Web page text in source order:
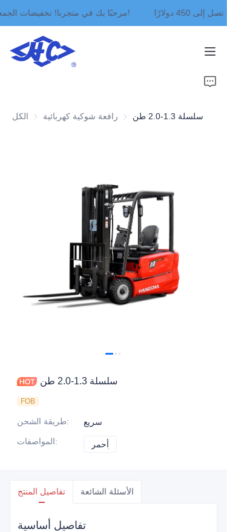
مرحبًا بك في متجرنا! تخفيضات الجمعة السوداء | تصل إلى 450 دولارًا!
مرحبًا بك في متجرنا!
| تصل إلى 450 دولارًا!
الكل رافعة شوكية كهربائية رافعة شوكية كهربائية
سلسلة 1.3-2.0 طن
سلسلة 1.3-2.0 طن
FOB
طريقة الشحن:
سريع
المواصفات: أحمر
تفاصيل المنتج الأسئلة الشائعة
تفاصيل أساسية